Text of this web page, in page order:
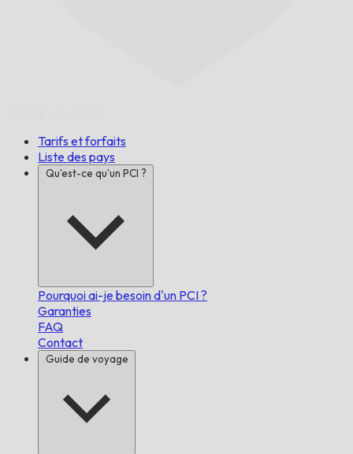
Tarifs et forfaits
Liste des pays
Qu'est-ce qu'un PCI ?
Pourquoi ai-je besoin d'un PCI ?
Garanties
FAQ
Contact
Guide de voyage